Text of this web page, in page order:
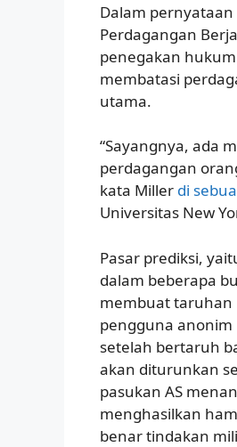
Dalam
Perdagangan
penegakan
membatasi
utama.
“Sayangnya, ada
perdagangan
kata Miller di
Universitas New
Pasar prediksi,
dalam beberapa
membuat taruhan
pengguna anonim
setelah bertaruh
akan diturunkan
pasukan AS
menghasilkan
benar tindakan